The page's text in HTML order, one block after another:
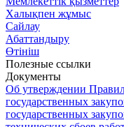
Халықпен жұмыс
Сайлау
Абаттандыру
Өтініш
Полезные ссылки
Документы
Об утверждении Правил
государственных
государственных